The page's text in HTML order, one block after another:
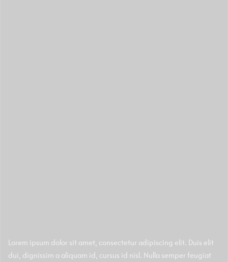
Lorem ipsum dolor sit amet, consectetur adipiscing elit. Duis elit
dui, dignissim a aliquam id, cursus id nisl. Nulla semper feugiat